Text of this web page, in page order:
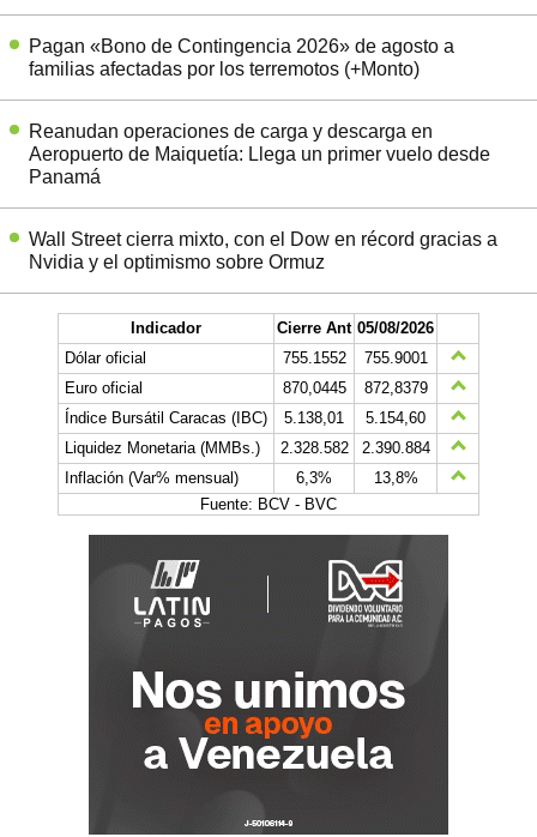
Pagan «Bono de Contingencia 2026» de agosto a
familias afectadas por los terremotos (+Monto)
Reanudan operaciones de carga y descarga en
Aeropuerto de Maiquetía: Llega un primer vuelo desde
Panamá
Wall Street cierra mixto, con el Dow en récord gracias a
Nvidia y el optimismo sobre Ormuz
Indicador Cierre Ant 05/08/2026
Dólar oficial
755.1552
755.9001
Euro oficial
870,0445
872,8379
Índice Bursátil Caracas (IBC)
5.138,01
5.154,60
Liquidez Monetaria (MMBs.)
2.328.582
2.390.884
Inflación (Var% mensual)
6,3%
13,8%
Fuente: BCV - BVC